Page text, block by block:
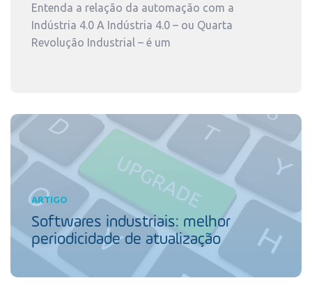
Entenda a relação da automação com a
Indústria 4.0 A Indústria 4.0 – ou Quarta
Revolução Industrial – é um
ARTIGO
Softwares industriais: melhor
periodicidade de atualização